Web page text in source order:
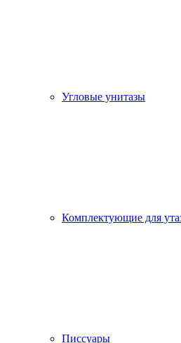
Угловые унитазы
Комплектующие для
Писсуары